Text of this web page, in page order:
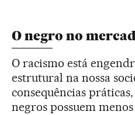
O negro no
O racismo está
estrutural na nossa
consequências
negros possuem